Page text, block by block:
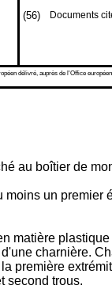
(56) Documents
délivré, auprès de l'Office
au boîtier de
un
charnière.
première
second trous.